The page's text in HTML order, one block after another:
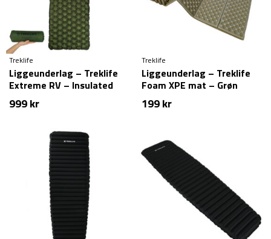
Treklife
Liggeunderlag – Treklife
Extreme RV – Insulated
999kr
Treklife
Liggeunderlag – Treklife
Foam XPE mat – Grøn
199kr